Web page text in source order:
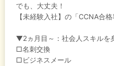
でも、大丈夫！
【未経験入社】の「CCNA合
▼2ヵ月目～：社会人スキルを
□名刺交換
□ビジネスメール